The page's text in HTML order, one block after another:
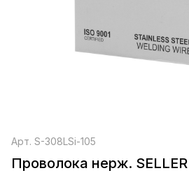
Арт. S-308LSi-105
Проволока нерж.